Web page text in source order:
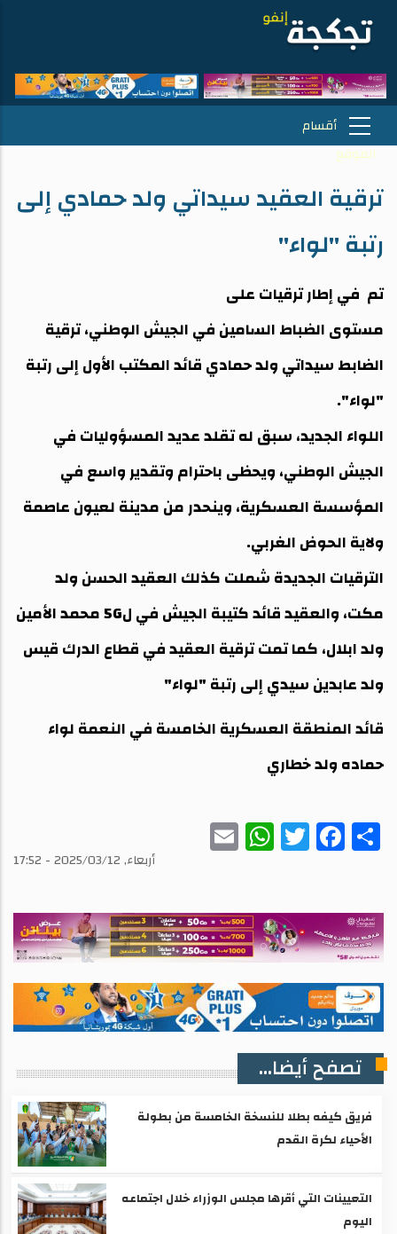
ترقية العقيد سيداتي ولد حمادي إلى
رتبة "لواء"
تم في إطار ترقيات على
مستوى الضباط السامين في الجيش الوطني، ترقية
الضابط سيداتي ولد حمادي قائد المكتب الأول إلى رتبة
"لواء".
اللواء الجديد، سبق له تقلد عديد المسؤوليات في
الجيش الوطني، ويحظى باحترام وتقدير واسع في
المؤسسة العسكرية، وينحدر من مدينة لعيون عاصمة
ولاية الحوض الغربي.
الترقيات الجديدة شملت كذلك العقيد الحسن ولد
مكت، والعقيد قائد كتيبة الجيش في ل5G محمد الأمين
ولد ابلال، كما تمت ترقية العقيد في قطاع الدرك قيس
ولد عابدين سيدي إلى رتبة "لواء"
قائد المنطقة العسكرية الخامسة في النعمة لواء
حماده ولد خطاري
Share
Facebook
Twitter
WhatsAppأربعاء, 2025/03/12 - 17:52
تصفح أيضا...
فريق كيفه بطلا للنسخة الخامسة من بطولة
الأحياء لكرة القدم
التعيينات التي أقرها مجلس الوزراء خلال اجتماعه
اليوم